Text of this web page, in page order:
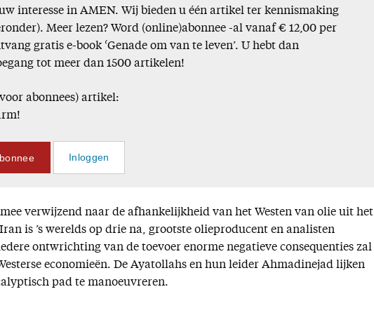
interesse in AMEN. Wij bieden u één artikel ter kennismaking
Meer lezen? Word (online)abonnee -al vanaf € 12,00 per
gratis e-book ‘Genade om van te leven’. U hebt dan
tot meer dan 1500 artikelen!
abonnees) artikel:
Inloggen
verwijzend naar de afhankelijkheid van het Westen van olie uit het
is ’s werelds op drie na, grootste olieproducent en analisten
ontwrichting van de toevoer enorme negatieve consequenties zal
economieën. De Ayatollahs en hun leider Ahmadinejad lijken
pad te manoeuvreren.